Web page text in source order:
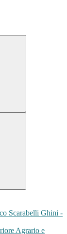
Agrario e